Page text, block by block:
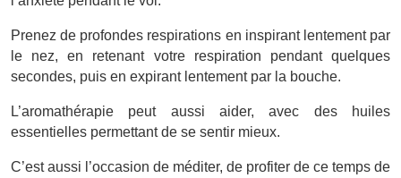
Prenez de profondes respirations en inspirant lentement par
le nez, en retenant votre respiration pendant quelques
secondes, puis en expirant lentement par la bouche.
L’aromathérapie peut aussi aider, avec des huiles
essentielles permettant de se sentir mieux.
C’est aussi l’occasion de méditer, de profiter de ce temps de